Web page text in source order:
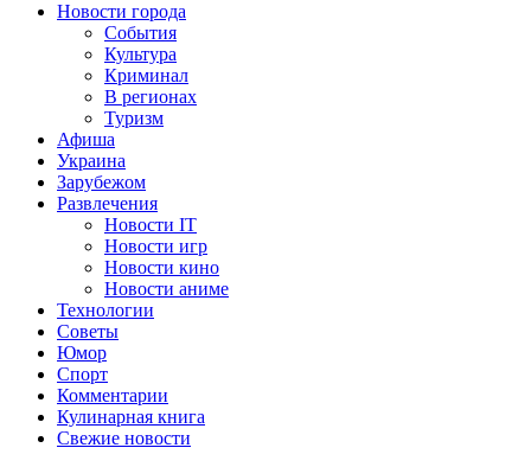
Новости города
События
Культура
Криминал
В регионах
Туризм
Афиша
Украина
Зарубежом
Развлечения
Новости IT
Новости игр
Новости кино
Новости аниме
Технологии
Советы
Юмор
Спорт
Комментарии
Кулинарная книга
Свежие новости